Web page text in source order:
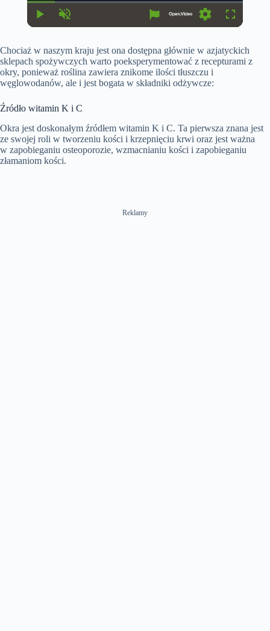
y
u
t
e
u
r
e
t
T
i
m
e
u
t
o
n
t
i
n
g
s
l
s
c
Chociaż w naszym kraju jest ona dostępna głównie w azjatyckich
sklepach spożywczych warto poeksperymentować z recepturami z
okry, ponieważ roślina zawiera znikome ilości tłuszczu i
węglowodanów, ale i jest bogata w składniki odżywcze:
Źródło witamin K i C
Okra jest doskonałym źródłem witamin K i C. Ta pierwsza znana jest
ze swojej roli w tworzeniu kości i krzepnięciu krwi oraz jest ważna
w zapobieganiu osteoporozie, wzmacnianiu kości i zapobieganiu
złamaniom kości.
Reklamy